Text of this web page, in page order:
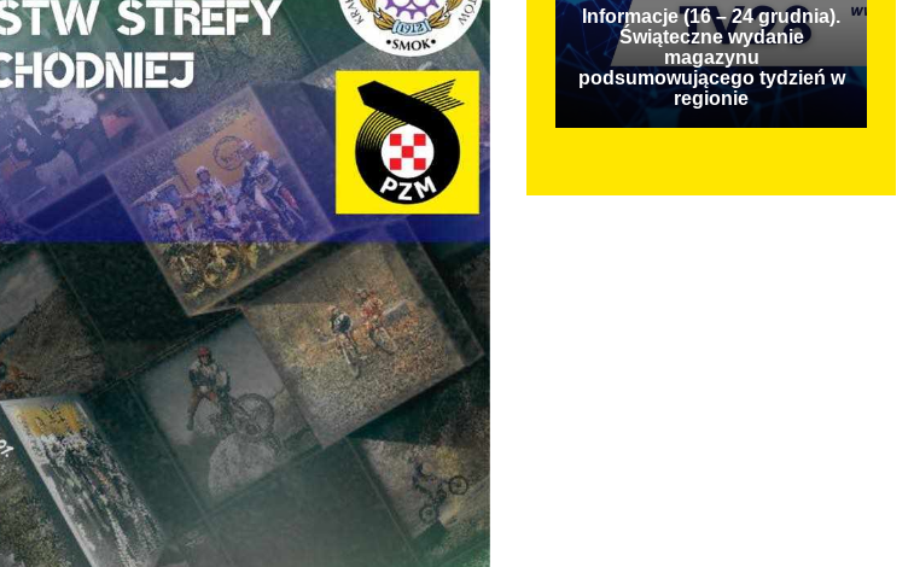
Informacje (16 – 24 grudnia).
Świąteczne wydanie
magazynu
podsumowującego tydzień w
regionie